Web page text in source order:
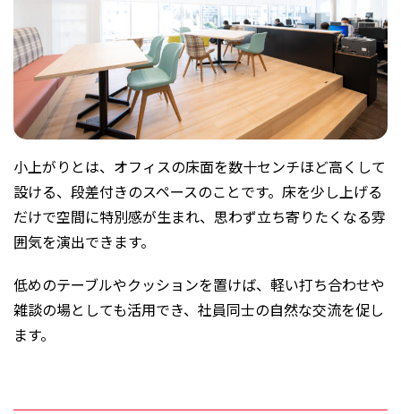
小上がりとは、オフィスの床面を数十センチほど高くして
設ける、段差付きのスペースのことです。床を少し上げる
だけで空間に特別感が生まれ、思わず立ち寄りたくなる雰
囲気を演出できます。
低めのテーブルやクッションを置けば、軽い打ち合わせや
雑談の場としても活用でき、社員同士の自然な交流を促し
ます。